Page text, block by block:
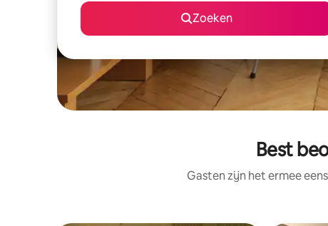
Zoeken
Best
Gasten zijn het ermee